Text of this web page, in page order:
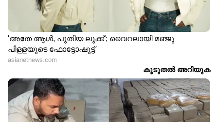
സഗൗരവം സത്യപ്രതിജ്ഞ
ചെയ്തത് രണ്ട് പേര്‍; ഇടത്
മൂല്യങ്ങൾ കൈവിടാതെ
സി പി ജോണും ഷിബു
ബേബി ജോണും
മുഖം, മന്ത്രിപദവിയിൽ
മൂന്നാമൂഴം: ആഭ്യന്തര
മന്ത്രിയായി സത്യപ്രതിജ്ഞ
ചെയ്ത് അധികാരമേറ്റ്
പുതുയു​ഗം പിറന്നു,
സത്യപ്രതിജ്ഞാ വേദിയിൽ